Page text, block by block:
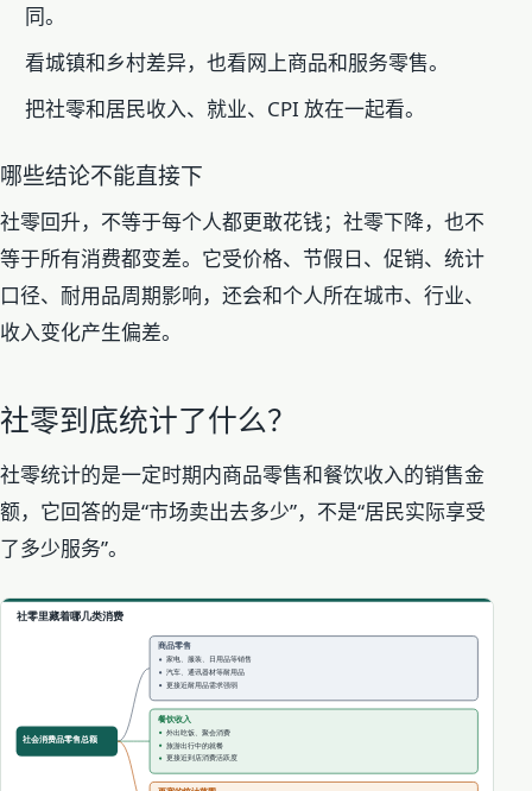
同。
看城镇和乡村差异，也看网上商品和服务零售。
把社零和居民收入、就业、CPI 放在一起看。
哪些结论不能直接下
社零回升，不等于每个人都更敢花钱；社零下降，也不
等于所有消费都变差。它受价格、节假日、促销、统计
口径、耐用品周期影响，还会和个人所在城市、行业、
收入变化产生偏差。
社零到底统计了什么？
社零统计的是一定时期内商品零售和餐饮收入的销售金
额，它回答的是“市场卖出去多少”，不是“居民实际享受
了多少服务”。